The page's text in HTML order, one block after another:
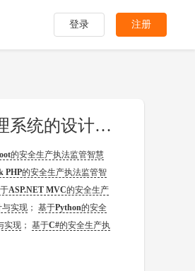
登录 注册
[开题报告]基于Java的安全生产执法监管智慧管理系统的设计与实现
的安全生产执法监管智慧
PHP的安全生产执法监管智
ASP.NET MVC的安全生产
与实现 ； 基于Python的安全
实现 ； 基于C#的安全生产执